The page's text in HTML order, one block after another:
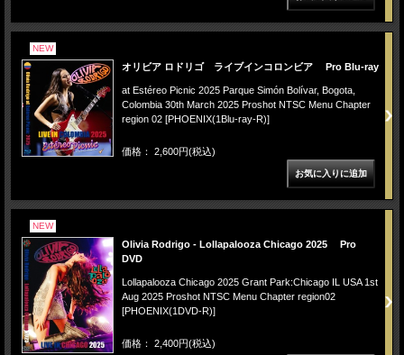
NEW
オリビア ロドリゴ ライブインコロンビア Pro Blu-ray
at Estéreo Picnic 2025 Parque Simón Bolívar, Bogota,
Colombia 30th March 2025 Proshot NTSC Menu Chapter
region 02 [PHOENIX(1Blu-ray-R)]
価格： 2,600円(税込)
NEW
Olivia Rodrigo - Lollapalooza Chicago 2025 Pro
DVD
Lollapalooza Chicago 2025 Grant Park:Chicago IL USA 1st
Aug 2025 Proshot NTSC Menu Chapter region02
[PHOENIX(1DVD-R)]
価格： 2,400円(税込)